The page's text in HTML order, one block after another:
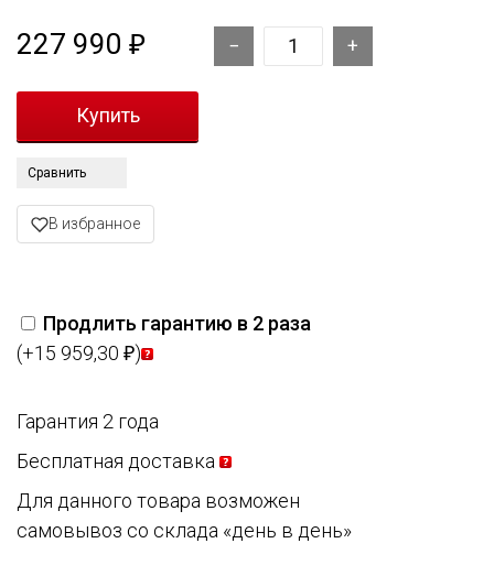
227 990 ₽
Сравнить
В избранное
Продлить гарантию в 2 раза
(+15 959,30 ₽)
Гарантия 2 года
Бесплатная доставка
Для данного товара возможен
самовывоз со склада «день в день»